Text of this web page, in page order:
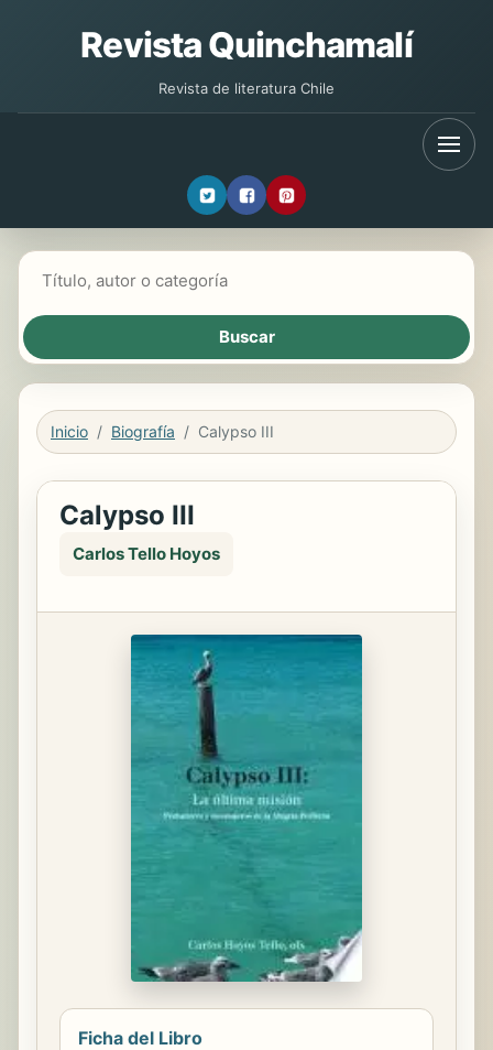
Revista Quinchamalí
Revista de literatura Chile
Inicio Biografía Calypso III
Calypso III
Carlos Tello Hoyos
Ficha del Libro